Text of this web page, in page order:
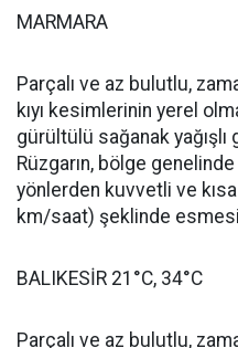
MARMARA
Parçalı ve az bulutlu,
kıyı kesimlerinin yerel
gürültülü sağanak
Rüzgarın, bölge
yönlerden kuvvetli ve
km/saat) şeklinde
BALIKESİR 21°C, 34°C
Parçalı ve az bulutlu,